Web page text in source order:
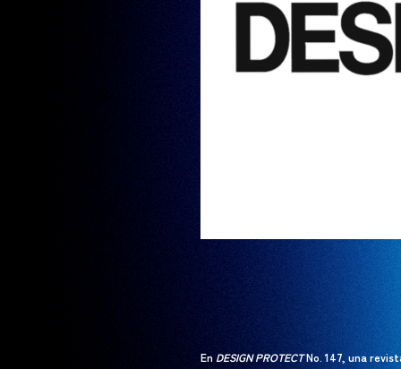
En DESIGN PROTECTNo. 147, una